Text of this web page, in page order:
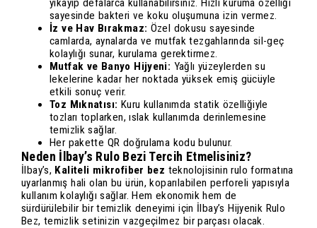
yıkayıp defalarca kullanabilirsiniz. Hızlı kuruma özelliği
sayesinde bakteri ve koku oluşumuna izin vermez.
İz ve Hav Bırakmaz: Özel dokusu sayesinde
camlarda, aynalarda ve mutfak tezgahlarında sil-geç
kolaylığı sunar, kurulama gerektirmez.
Mutfak ve Banyo Hijyeni: Yağlı yüzeylerden su
lekelerine kadar her noktada yüksek emiş gücüyle
etkili sonuç verir.
Toz Mıknatısı: Kuru kullanımda statik özelliğiyle
tozları toplarken, ıslak kullanımda derinlemesine
temizlik sağlar.
Her pakette QR doğrulama kodu bulunur.
Neden İlbay’s Rulo Bezi Tercih Etmelisiniz?
İlbay’s, Kaliteli mikrofiber bez teknolojisinin rulo formatına
uyarlanmış hali olan bu ürün, koparılabilen perforeli yapısıyla
kullanım kolaylığı sağlar. Hem ekonomik hem de
sürdürülebilir bir temizlik deneyimi için İlbay’s Hijyenik Rulo
Bez, temizlik setinizin vazgeçilmez bir parçası olacak.